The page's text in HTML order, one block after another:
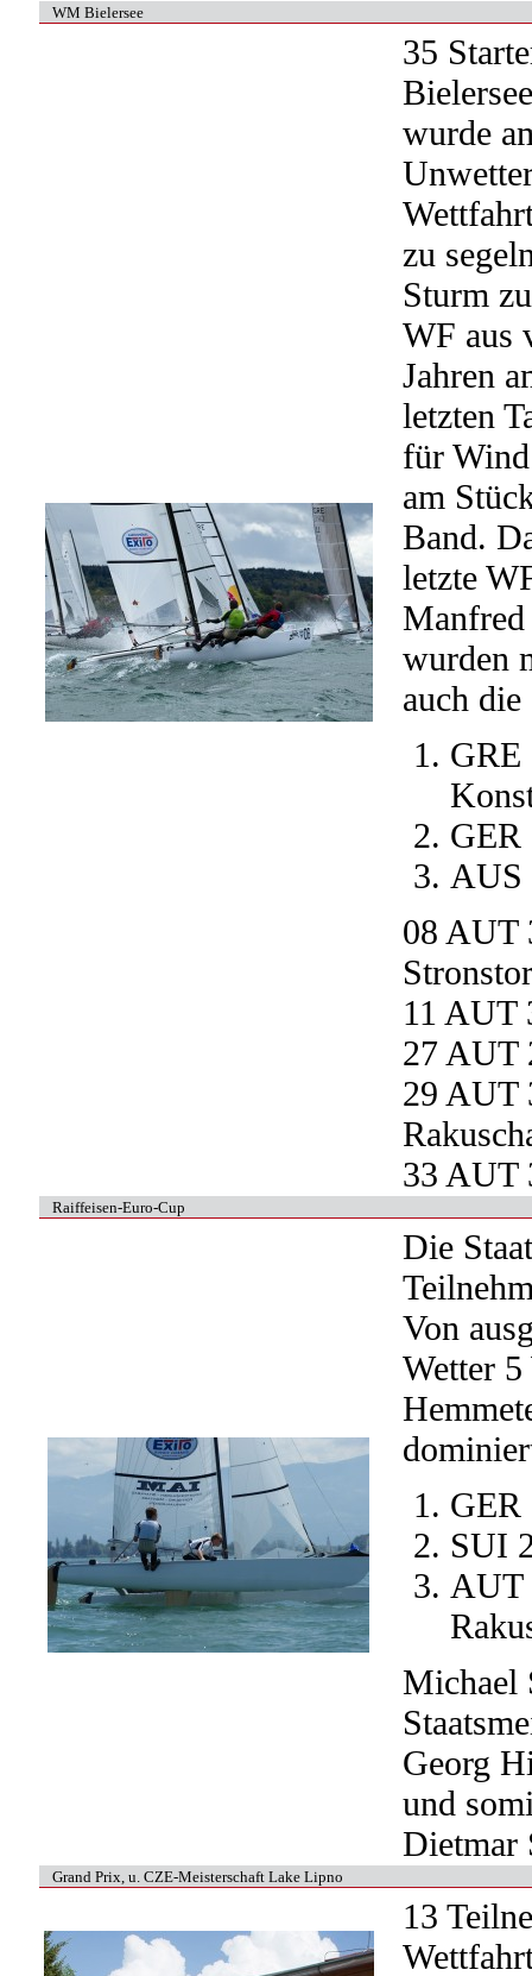
WM Bielersee
35
wurde
zu
Sturm
WF aus
Jahren
letzten
für
am
Band.
letzte
wurden
auch
GRE
GER
AUS
08 AUT
11 AUT
27 AUT
29 AUT
33 AUT
Raiffeisen-Euro-Cup
Die
Von
Wetter
GER
SUI
AUT
Michael
Georg
und
Dietmar
Grand Prix, u. CZE-Meisterschaft Lake Lipno
13